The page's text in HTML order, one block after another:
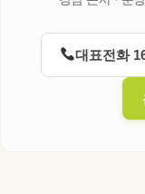
대표전화